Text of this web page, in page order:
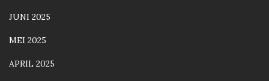
JUNI 2025
MEI 2025
APRIL 2025